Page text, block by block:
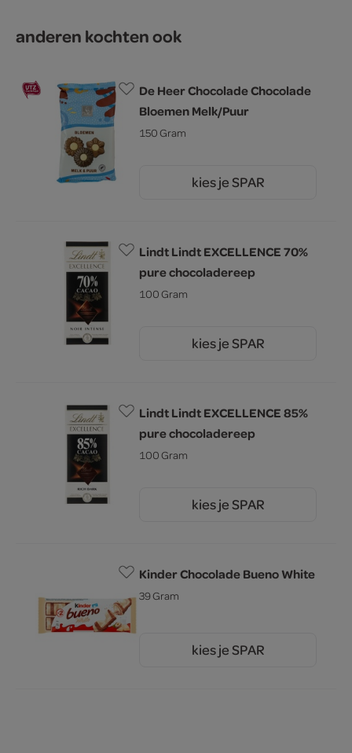
anderen kochten ook
De Heer Chocolade Chocolade
Bloemen Melk/Puur
150 Gram
kies je SPAR
Lindt Lindt EXCELLENCE 70%
pure chocoladereep
100 Gram
kies je SPAR
Lindt Lindt EXCELLENCE 85%
pure chocoladereep
100 Gram
kies je SPAR
Kinder Chocolade Bueno White
39 Gram
kies je SPAR